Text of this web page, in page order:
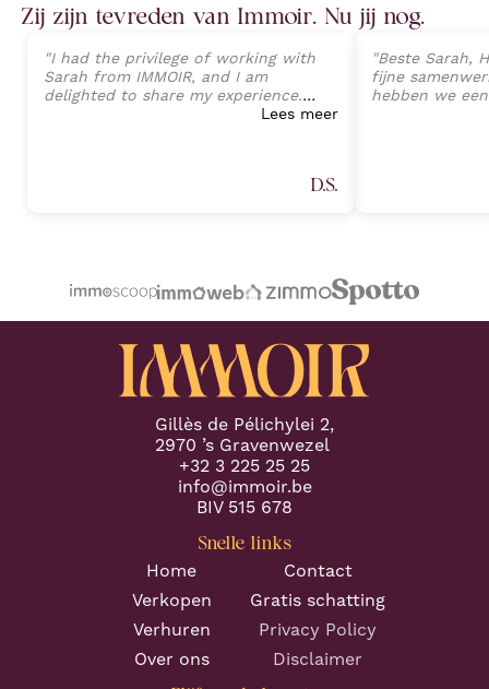
Zij zijn tevreden van Immoir. Nu jij nog.
"I had the privilege of working with
Sarah from IMMOIR, and I am
delighted to share my experience.
Sarah exhibited an exceptional level
Lees meer
D.S.
"Beste Sarah,
fijne
hebben we
Gillès de Pélichylei 2,
2970 ’s Gravenwezel
+32 3 225 25 25
info@immoir.be
BIV 515 678
Snelle links
Home
Contact
Verkopen
Gratis schatting
Verhuren
Privacy Policy
Over ons
Disclaimer